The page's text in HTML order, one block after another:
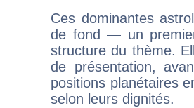
Ces dominantes
de fond — un
structure du thème.
de présentation,
positions planétaires
selon leurs dignités.